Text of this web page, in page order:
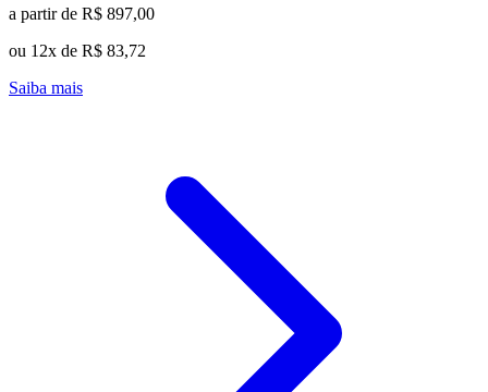
a partir de R$ 897,00
ou 12x de R$ 83,72
Saiba mais